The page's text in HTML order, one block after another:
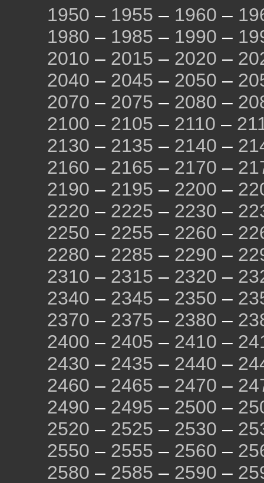
1950 – 1955 – 1960 –
1980 – 1985 – 1990 –
2010 – 2015 – 2020 –
2040 – 2045 – 2050 –
2070 – 2075 – 2080 –
2100 – 2105 – 2110 –
2130 – 2135 – 2140 –
2160 – 2165 – 2170 –
2190 – 2195 – 2200 –
2220 – 2225 – 2230 –
2250 – 2255 – 2260 –
2280 – 2285 – 2290 –
2310 – 2315 – 2320 –
2340 – 2345 – 2350 –
2370 – 2375 – 2380 –
2400 – 2405 – 2410 –
2430 – 2435 – 2440 –
2460 – 2465 – 2470 –
2490 – 2495 – 2500 –
2520 – 2525 – 2530 –
2550 – 2555 – 2560 –
2580 – 2585 – 2590 –